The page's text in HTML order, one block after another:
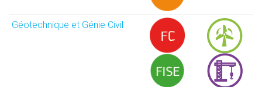
Géotechnique et Génie Civil